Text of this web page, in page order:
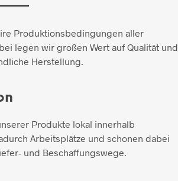
Produktionsbedingungen aller
legen wir großen Wert auf Qualität und
Herstellung.
Produkte lokal innerhalb
Arbeitsplätze und schonen dabei
und Beschaffungswege.